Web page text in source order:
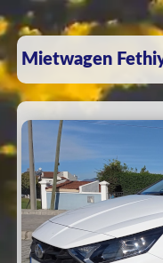
Mietwagen